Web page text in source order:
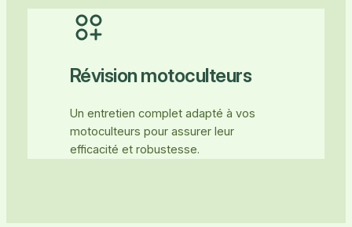
Révision motoculteurs
Un entretien complet adapté à vos
motoculteurs pour assurer leur
efficacité et robustesse.